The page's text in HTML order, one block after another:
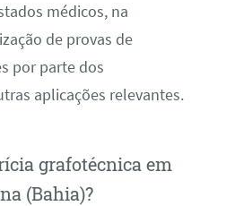
médicos, na
de provas de
por parte dos
aplicações relevantes.
grafotécnica em
(Bahia)?